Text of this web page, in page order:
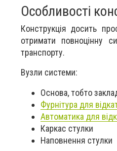
Особливості
Конструкція досить
отримати повноцінну
транспорту.
Вузли системи:
Основа, тобто
Фурнітура для
Автоматика для
Каркас стулки
Наповнення стулки